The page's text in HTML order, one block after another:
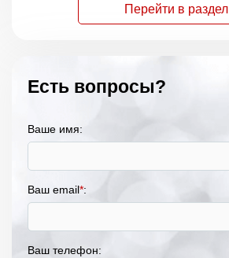
Перейти в раздел
Есть вопросы?
Ваше имя:
Ваш email*:
Ваш телефон: